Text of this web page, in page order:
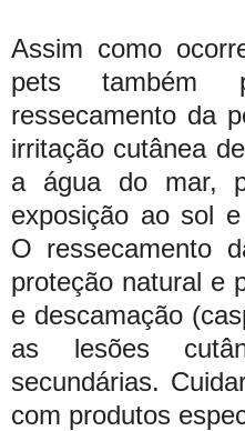
Assim como
pets também
ressecamento da
irritação cutânea
a água do mar,
exposição ao sol
O ressecamento
proteção natural e
e descamação
as lesões
secundárias.
com produtos